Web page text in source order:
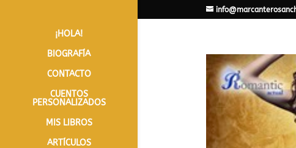
¡HOLA!
BIOGRAFÍA
CONTACTO
CUENTOS
PERSONALIZADOS
MIS LIBROS
ARTÍCULOS